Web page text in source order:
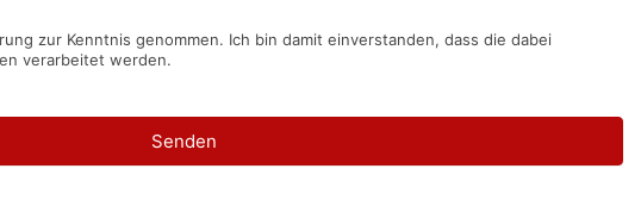
zur Kenntnis genommen. Ich bin damit einverstanden, dass die dabei
verarbeitet werden.
Senden